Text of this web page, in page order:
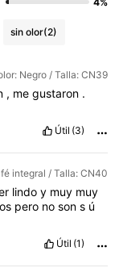
sin olor(2)
Negro / Talla: CN39
, me gustaron .
Útil (3)
integral / Talla: CN40
lindo y muy muy
pero nosons ú
Útil (1)